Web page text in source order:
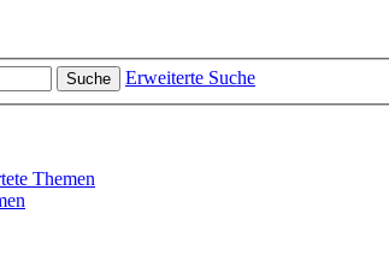
Suche Erweiterte Suche
Themen